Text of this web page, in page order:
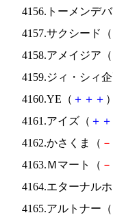
4156.トーメンデ
4157.サクシード（
4158.アメイジア（
4159.ジィ・シィ
4160.YE（ ＋ ＋ ＋
4161.アイズ（ ＋ ＋
4162.かさくま（ －
4163.Ｍマート（ －
4164.エターナル
4165.アルトナー（